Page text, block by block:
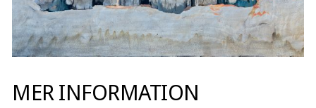
MER INFORMATION